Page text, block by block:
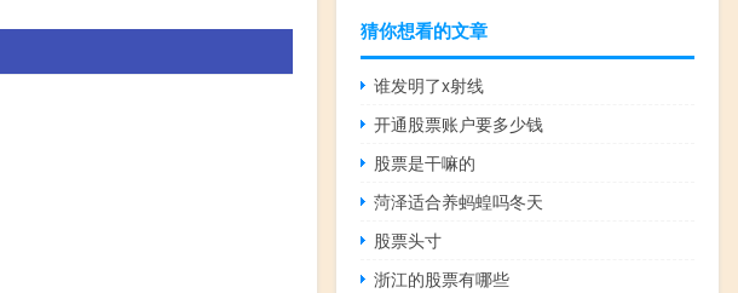
猜你想看的文章
谁发明了x射线
开通股票账户要多少钱
股票是干嘛的
菏泽适合养蚂蝗吗冬天
股票头寸
浙江的股票有哪些